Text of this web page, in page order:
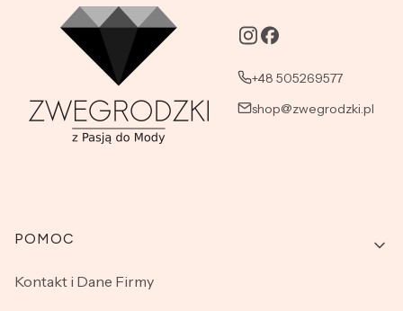
+48 505269577
shop@zwegrodzki.pl
Linki w stopce
POMOC
Kontakt i Dane Firmy